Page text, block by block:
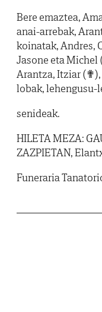
Bere emaztea,
anai-arrebak,
koinatak, Andres,
Jasone eta Michel
Arantza, Itziar (✟),
lobak, lehengusu-
senideak.
HILETA MEZA:
ZAZPIETAN,
Funeraria